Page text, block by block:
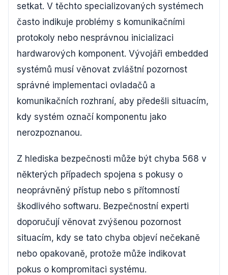
setkat. V těchto specializovaných systémech
často indikuje problémy s komunikačními
protokoly nebo nesprávnou inicializaci
hardwarových komponent. Vývojáři embedded
systémů musí věnovat zvláštní pozornost
správné implementaci ovladačů a
komunikačních rozhraní, aby předešli situacím,
kdy systém označí komponentu jako
nerozpoznanou.
Z hlediska bezpečnosti může být chyba 568 v
některých případech spojena s pokusy o
neoprávněný přístup nebo s přítomností
škodlivého softwaru. Bezpečnostní experti
doporučují věnovat zvýšenou pozornost
situacím, kdy se tato chyba objeví nečekaně
nebo opakovaně, protože může indikovat
pokus o kompromitaci systému.